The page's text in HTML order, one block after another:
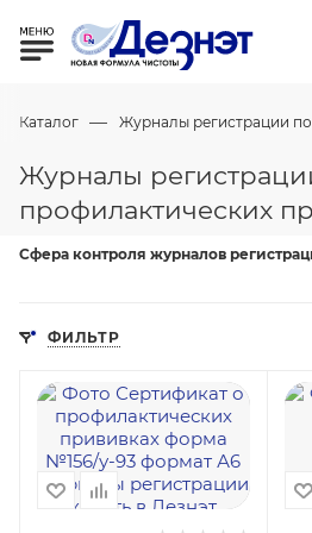
Каталог — Журналы регистрации
Журналы
профилактических
Сфера контроля журналов
ФИЛЬТР